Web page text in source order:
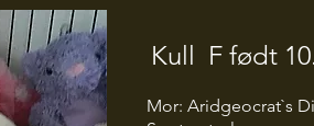
Kull F født
Mor: Aridgeocrat`s